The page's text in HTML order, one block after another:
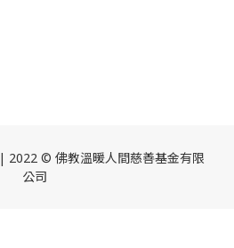
| 2022 © 佛教溫暖人間慈善基金有限
公司